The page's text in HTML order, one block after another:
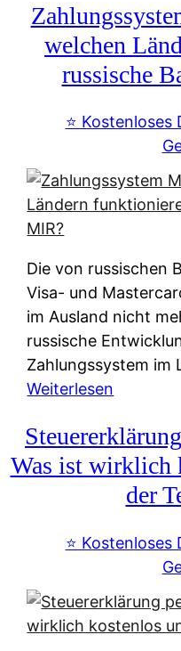
c
h
u
f
-
l
t
n
a
t
i
v
e
&
f
r
e
u
s
welchen
russische
⭐️
Die von russischen
Visa- und
im Ausland nicht
russische
Zahlungssystem im
Weiterlesen
a
h
g
s
y
Was ist wirklich
der
⭐️